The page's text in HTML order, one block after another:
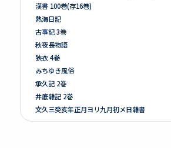
漢書 100巻(存16巻)
熱海日記
古事記 3巻
秋夜長物語
狹衣 4巻
みちゆき風俗
承久記 2巻
井底雜記 2巻
文久三癸亥年正月ヨリ九月初メ日雜書
遍照發揮性靈集 10巻